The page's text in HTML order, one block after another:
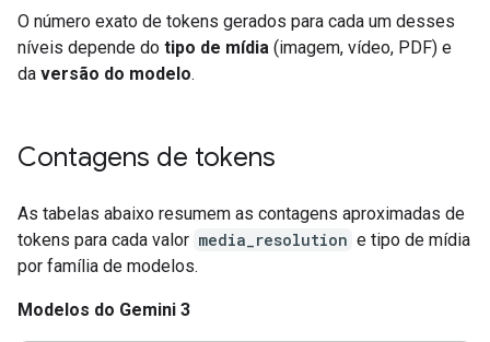
O número exato de tokens gerados para cada um desses
níveis depende do tipo de mídia (imagem, vídeo, PDF) e
da versão do modelo.
Contagens de tokens
As tabelas abaixo resumem as contagens aproximadas de
tokens para cada valor media_resolution e tipo de mídia
por família de modelos.
Modelos do Gemini 3